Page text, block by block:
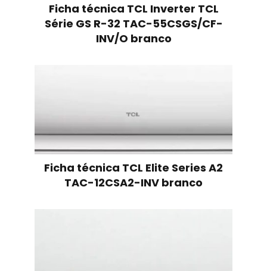
Ficha técnica TCL Inverter TCL
Série GS R-32 TAC-55CSGS/CF-
INV/O branco
Ficha técnica TCL Elite Series A2
TAC-12CSA2-INV branco